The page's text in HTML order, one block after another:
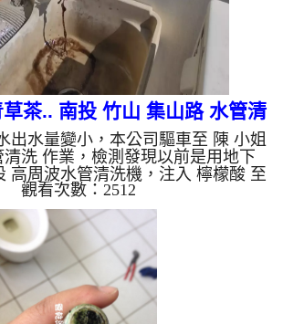
茶.. 南投 竹山 集山路 水管清
洗
出水量變小，本公司驅車至 陳 小姐
洗 作業，檢測發現以前是用地下
高周波水管清洗機，注入 檸檬酸 至
分，開啟 水管清洗機 ，啟動 螺旋
管就流出黑色髒水，看起來就像是
絕，三個多小時後，出水量恢復正常
，如水管老化，會產生鐵鏽跟泥沙
水就會是咖啡色，地下水含有氧化
成黑色管垢，洗出來的水會跟石油一
綠色的水，是因為裡面有銅的物質，
鏽產生銅綠，如是藍色...
觀看次數：2512